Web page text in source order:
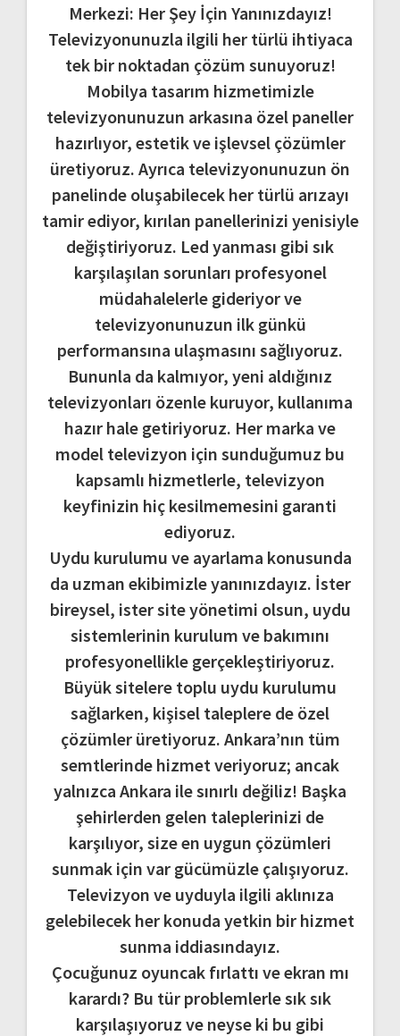
Merkezi: Her Şey İçin Yanınızdayız!
Televizyonunuzla ilgili her türlü ihtiyaca
tek bir noktadan çözüm sunuyoruz!
Mobilya tasarım hizmetimizle
televizyonunuzun arkasına özel paneller
hazırlıyor, estetik ve işlevsel çözümler
üretiyoruz. Ayrıca televizyonunuzun ön
panelinde oluşabilecek her türlü arızayı
tamir ediyor, kırılan panellerinizi yenisiyle
değiştiriyoruz. Led yanması gibi sık
karşılaşılan sorunları profesyonel
müdahalelerle gideriyor ve
televizyonunuzun ilk günkü
performansına ulaşmasını sağlıyoruz.
Bununla da kalmıyor, yeni aldığınız
televizyonları özenle kuruyor, kullanıma
hazır hale getiriyoruz. Her marka ve
model televizyon için sunduğumuz bu
kapsamlı hizmetlerle, televizyon
keyfinizin hiç kesilmemesini garanti
ediyoruz.
Uydu kurulumu ve ayarlama konusunda
da uzman ekibimizle yanınızdayız. İster
bireysel, ister site yönetimi olsun, uydu
sistemlerinin kurulum ve bakımını
profesyonellikle gerçekleştiriyoruz.
Büyük sitelere toplu uydu kurulumu
sağlarken, kişisel taleplere de özel
çözümler üretiyoruz. Ankara’nın tüm
semtlerinde hizmet veriyoruz; ancak
yalnızca Ankara ile sınırlı değiliz! Başka
şehirlerden gelen taleplerinizi de
karşılıyor, size en uygun çözümleri
sunmak için var gücümüzle çalışıyoruz.
Televizyon ve uyduyla ilgili aklınıza
gelebilecek her konuda yetkin bir hizmet
sunma iddiasındayız.
Çocuğunuz oyuncak fırlattı ve ekran mı
karardı? Bu tür problemlerle sık sık
karşılaşıyoruz ve neyse ki bu gibi